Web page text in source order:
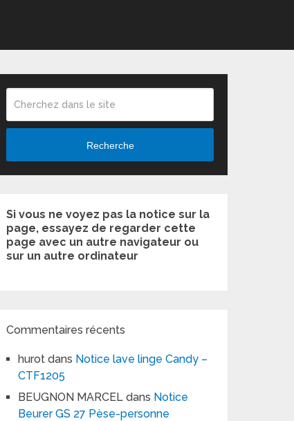
Recherche
Si vous ne voyez pas la notice sur la
page, essayez de regarder cette
page avec un autre navigateur ou
sur un autre ordinateur
Commentaires récents
hurot dans Notice lave linge Candy –
CTF1205
BEUGNON MARCEL dans Notice
Beurer GS 27 Pèse-personne